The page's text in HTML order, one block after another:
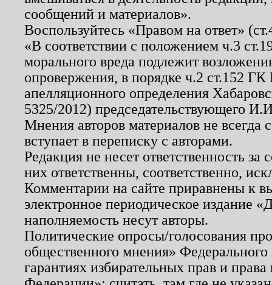
сообщений и материалов».
Воспользуйтесь «Правом на ответ»
«В соответствии с положением ч.3
морального вреда подлежит
опровержения, в порядке ч.2 ст.152
апелляционного определения
5325/2012) председательствующего
Мнения авторов материалов не
вступает в переписку с авторами.
Редакция не несет ответственность
них ответственны, соответственно,
Комментарии на сайте приравнены к
электронное периодическое издание
наполняемость несут авторы.
Политические опросы/голосования
общественного мнения»
гарантиях избирательных прав и